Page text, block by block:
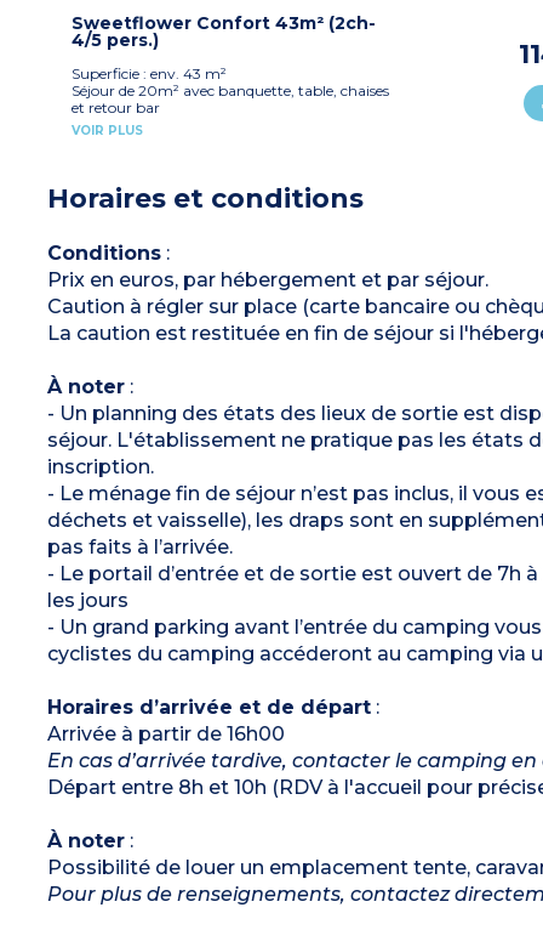
1 chambre avec 2 lits simples (80x190 cm)
1 salle d'eau avec douche, lavabo, WC
Télévision
Terrasse couverte (10m²) avec salon de jardin
Capacité max. 4 personnes
À noter : Draps et serviettes fournis pour les
participants inscrits (lits non faits à l’arrivée)
Sweetflower Confort 43m² (2ch-
4/5 pers.)
Superficie : env. 43 m²
Séjour de 20m² avec banquette, table, chaises
et retour bar
Cuisine équipée (plaque de cuisson,
1 chambre avec 2 lits simples (90x190 cm)
1 salle d'eau avec douche, lavabo
Télévision
Terrasse semi-couverte (11m²) avec salon de
jardin
Capacité max. 4 personnes
VOIR PLUS
Horaires et conditions
Conditions:
Prix en euros, par hébergement et par séjour.
Caution à régler sur place (carte bancaire ou
La caution est restituée en fin de séjour si
À noter:
- Un planning des états des lieux de sortie est
séjour. L'établissement ne pratique pas les états
inscription.
- Le ménage fin de séjour n’est pas inclus, il
déchets et vaisselle), les draps sont en
pas faits à l’arrivée.
- Le portail d’entrée et de sortie est ouvert de 7h
les jours
- Un grand parking avant l’entrée du camping
cyclistes du camping accéderont au camping via
Horaires d’arrivée et de départ:
Arrivée à partir de 16h00
En cas d’arrivée tardive, contacter le camping
Départ entre 8h et 10h (RDV à l'accueil pour
À noter:
Possibilité de louer un emplacement tente,
Pour plus de renseignements, contactez